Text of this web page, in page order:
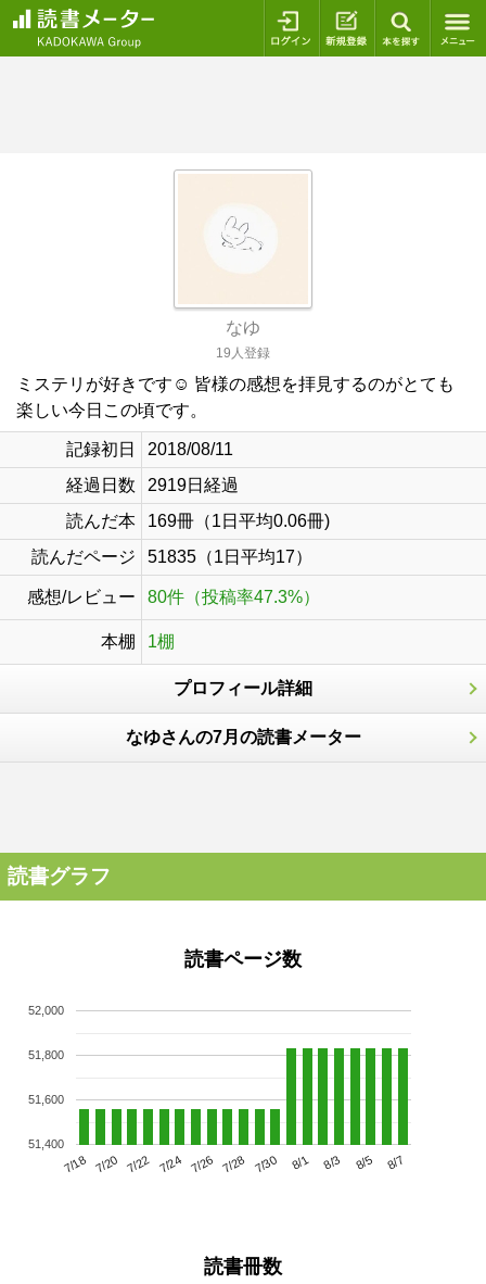
ログイン 新規登録
なゆ
19人登録
ミステリが好きです☺︎ 皆様の感想を拝見するのがとても
楽しい今日この頃です。
記録初日
2018/08/11
経過日数
2919日経過
読んだ本
169冊（1日平均0.06冊)
読んだページ
51835（1日平均17）
感想/レビュー 80件（投稿率47.3%）
本棚 1棚
プロフィール詳細
なゆさんの7月の読書メーター
読書グラフ
読書ページ数
7/18 7/20 7/22 7/24 7/26 7/28 7/30 8/1 8/3 8/5 8/7
51,400
51,600
51,800
52,000
読書冊数